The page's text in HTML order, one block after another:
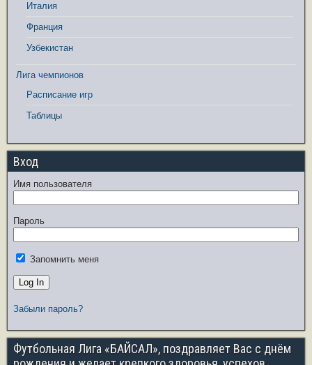
Италия
Франция
Узбекистан
Лига чемпионов
Расписание игр
Таблицы
Вход
Имя пользователя
Пароль
Запомнить меня
Забыли пароль?
Футбольная Лига «БАЙСАЛ», поздравляет Вас с днём